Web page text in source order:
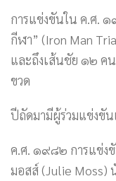
การแข่งขันใน ค.ศ.
กีฬา” (Iron Man
และถึงเส้นชัย ๑๒ คน
ขวด
ปีถัดมามีผู้ร่วมแข่งขั
ค.ศ. ๑๙๘๒ การแข่ง
มอสส์ (Julie Moss)